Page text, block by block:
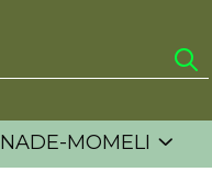
NADE-MOMELI